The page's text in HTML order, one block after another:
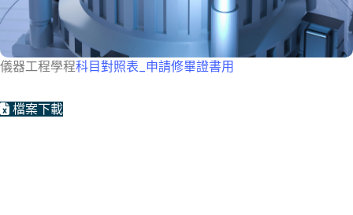
儀器工程學程科目對照表_申請修畢證書用
檔案下載